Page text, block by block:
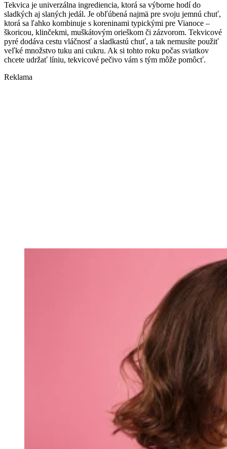
Tekvica je univerzálna ingrediencia, ktorá sa výborne hodí do
sladkých aj slaných jedál. Je obľúbená najmä pre svoju jemnú chuť,
ktorá sa ľahko kombinuje s koreninami typickými pre Vianoce –
škoricou, klinčekmi, muškátovým orieškom či zázvorom. Tekvicové
pyré dodáva cestu vláčnosť a sladkastú chuť, a tak nemusíte použiť
veľké množstvo tuku ani cukru. Ak si tohto roku počas sviatkov
chcete udržať líniu, tekvicové pečivo vám s tým môže pomôcť.
Reklama